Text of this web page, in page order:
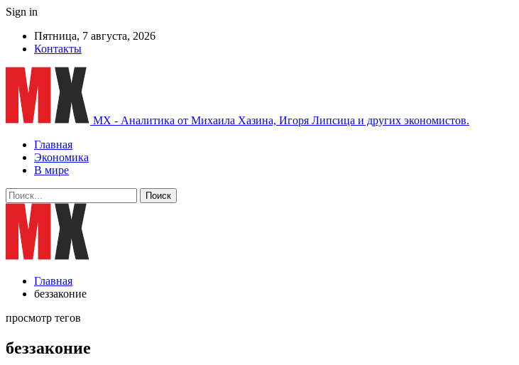
Sign in
Пятница, 7 августа, 2026
Контакты
MX - Аналитика от Михаила Хазина, Игоря Липсица и других экономистов.
Главная
Экономика
В мире
Главная
беззаконие
просмотр тегов
беззаконие